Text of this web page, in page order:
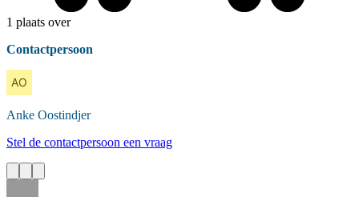
1 plaats over
Contactpersoon
Anke Oostindjer
Stel de contactpersoon een vraag